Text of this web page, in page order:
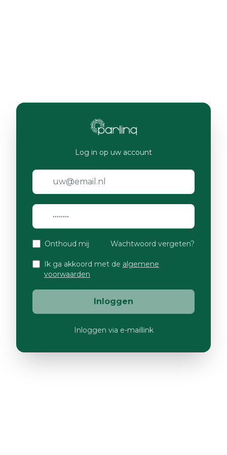
Log in op uw account
Onthoud mij Wachtwoord vergeten?
Ik ga akkoord met de algemene
voorwaarden
Inloggen
Inloggen via e-maillink